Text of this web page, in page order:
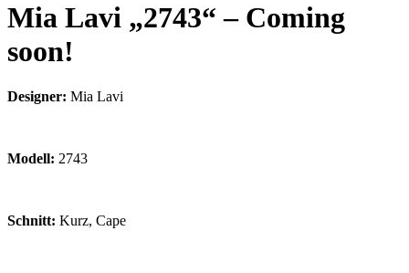
Mia Lavi „2743“ – Coming
soon!
Designer: Mia Lavi
Modell: 2743
Schnitt: Kurz, Cape